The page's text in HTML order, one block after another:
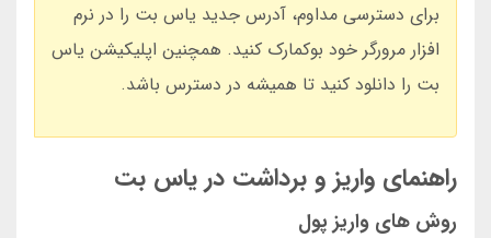
برای دسترسی مداوم، آدرس جدید یاس بت را در نرم
افزار مرورگر خود بوکمارک کنید. همچنین اپلیکیشن یاس
بت را دانلود کنید تا همیشه در دسترس باشد.
راهنمای واریز و برداشت در یاس بت
روش های واریز پول